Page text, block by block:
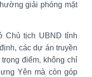
giải phóng mặt
Chủ tịch UBND tỉnh
các dự án truyền
điểm, không chỉ
Yên mà còn góp